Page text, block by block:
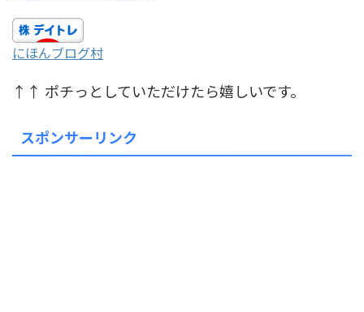
にほんブログ村
↑↑ ポチっとしていただけたら嬉しいです。
スポンサーリンク